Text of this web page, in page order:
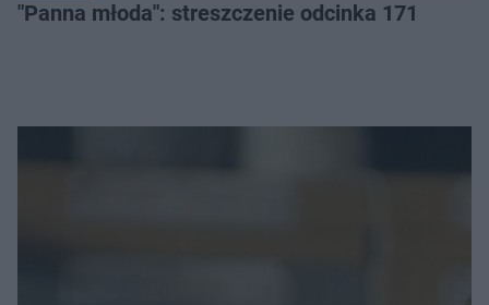
"Panna młoda": streszczenie odcinka 171